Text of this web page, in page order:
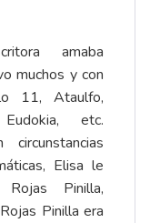
amaba
muchos y con
11, Ataulfo,
etc.
Elisa le
Pinilla,
Pinilla era